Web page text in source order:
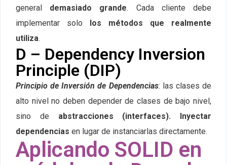
general demasiado grande. Cada cliente debe
implementar solo
los métodos que realmente
utiliza.
D – Dependency Inversion
Principle (DIP)
Principio de Inversión de Dependencias: las clases de
alto nivel no deben depender de clases de bajo nivel,
sino de abstracciones (interfaces). Inyectar
dependencias en lugar de instanciarlas directamente.
Aplicando SOLID en